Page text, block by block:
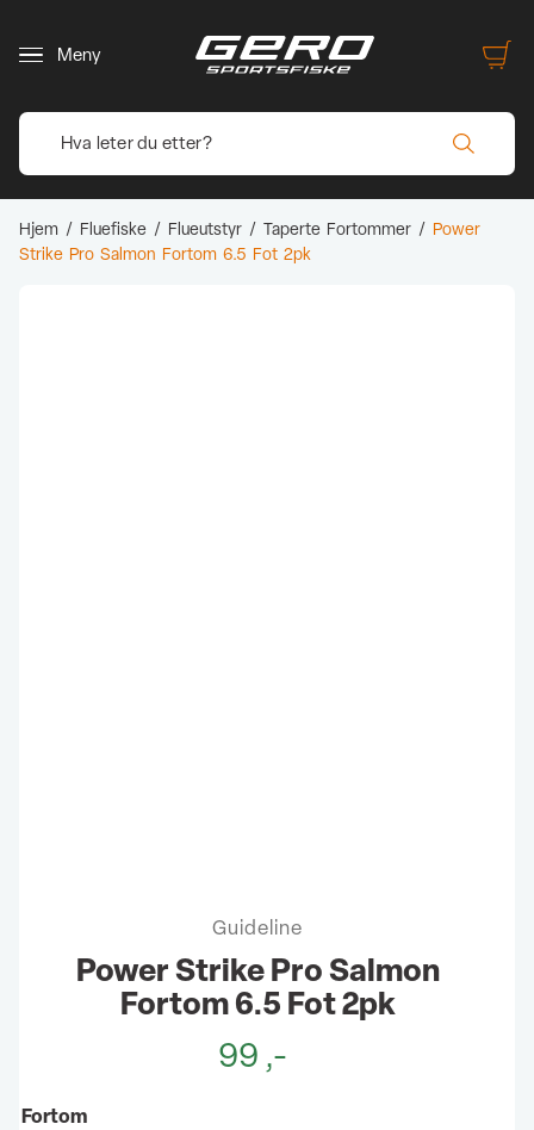
Meny
Hjem / Fluefiske / Flueutstyr / Taperte Fortommer / Power
Strike Pro Salmon Fortom 6.5 Fot 2pk
Guideline
Power Strike Pro Salmon
Fortom 6.5 Fot 2pk
99 ,-
Fortom